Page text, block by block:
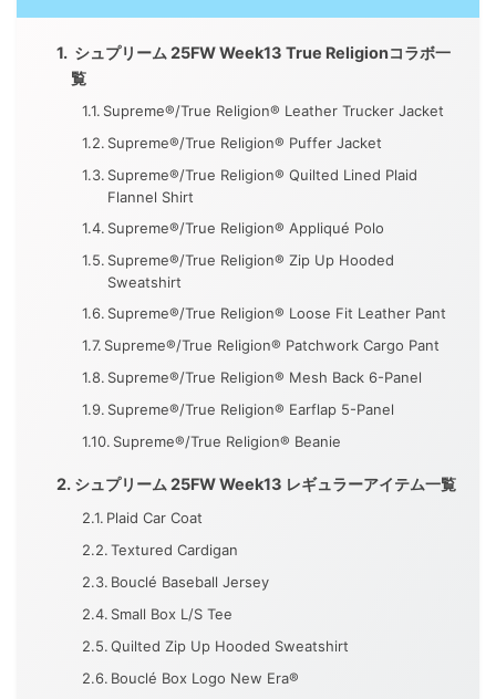
シュプリーム 25FW Week13 True Religionコラボ一
覧
Supreme®/True Religion® Leather Trucker Jacket
Supreme®/True Religion® Puffer Jacket
Supreme®/True Religion® Quilted Lined Plaid
Flannel Shirt
Supreme®/True Religion® Appliqué Polo
Supreme®/True Religion® Zip Up Hooded
Sweatshirt
Supreme®/True Religion® Loose Fit Leather Pant
Supreme®/True Religion® Patchwork Cargo Pant
Supreme®/True Religion® Mesh Back 6-Panel
Supreme®/True Religion® Earflap 5-Panel
Supreme®/True Religion® Beanie
シュプリーム 25FW Week13 レギュラーアイテム一覧
Plaid Car Coat
Textured Cardigan
Bouclé Baseball Jersey
Small Box L/S Tee
Quilted Zip Up Hooded Sweatshirt
Bouclé Box Logo New Era®